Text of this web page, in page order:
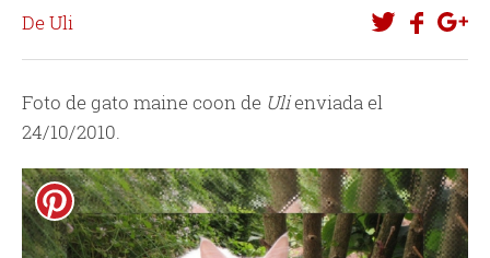
De Uli
Foto de gato maine coon de Ulienviada el
24/10/2010.